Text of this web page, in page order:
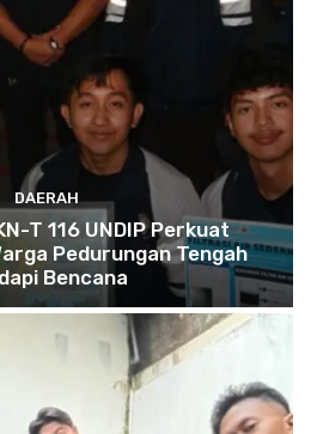
DAERAH
T 116 UNDIP Perkuat
Pedurungan Tengah
Bencana